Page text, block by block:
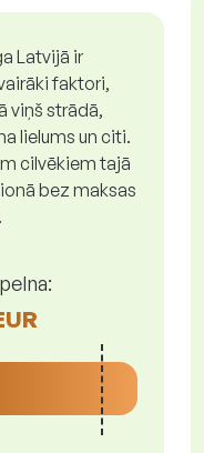
Latvijā ir
faktori,
viņš strādā,
lielums un citi.
cilvēkiem tajā
bez maksas